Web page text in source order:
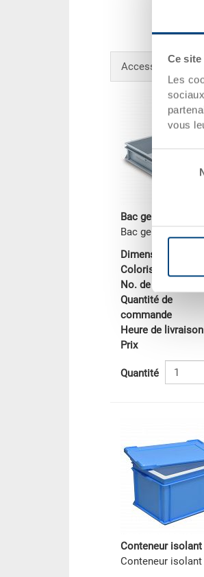
Ce
Les
vous
Sélection
du
Accessoires en
Bac gerbable RAKO
Bac gerbable
Dimensions
Coloris
No. de commande
Quantité de
commande
Heure de livraison
Prix
Quantité
Conteneur isolant
Conteneur isolant